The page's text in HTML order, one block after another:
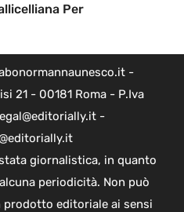
Per
-
21 - 00181 Roma - P.Iva
-
giornalistica, in quanto
periodicità. Non può
editoriale ai sensi